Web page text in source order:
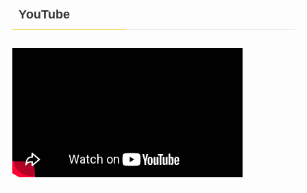
YouTube